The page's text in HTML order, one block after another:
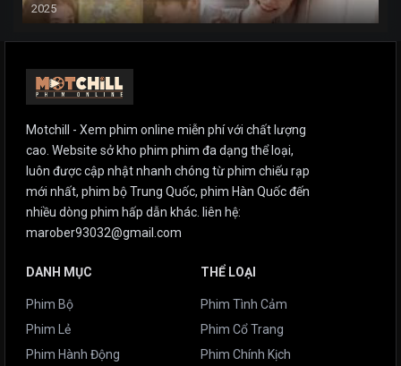
2025
Motchill - Xem phim online miễn phí với chất lượng
cao. Website sở kho phim phim đa dạng thể loại,
luôn được cập nhật nhanh chóng từ phim chiếu rạp
mới nhất, phim bộ Trung Quốc, phim Hàn Quốc đến
nhiều dòng phim hấp dẫn khác. liên hệ:
marober93032@gmail.com
DANH MỤC
Phim Bộ
Phim Lẻ
Phim Hành Động
THỂ LOẠI
Phim Tình Cảm
Phim Cổ Trang
Phim Chính Kịch